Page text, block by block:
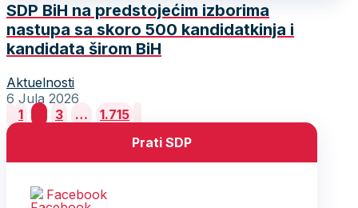
SDP BiH na predstojećim izborima
nastupa sa skoro 500 kandidatkinja i
kandidata širom BiH
Aktuelnosti
6 Jula 2026
Posts
pagination
1 3 …
1.715
Prati SDP
Facebook